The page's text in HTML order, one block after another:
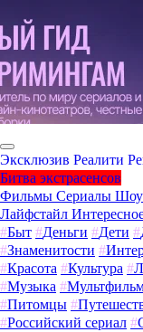
Эксклюзив Реалити
Битва экстрасенсов
Фильмы Сериалы Шоу
Лайфстайл
#Быт #Деньги #Дети #
#Знаменитости #
#Красота #Культура #
#Музыка #
#Питомцы #
#Российский сериал #